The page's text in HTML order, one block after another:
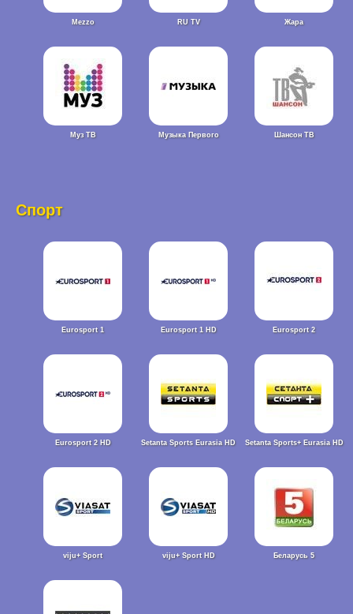
Mezzo RU TV Жара
Муз ТВ Музыка Первого Шансон ТВ
Спорт
Eurosport 1 Eurosport 1 HD Eurosport 2
Eurosport 2 HD Setanta Sports Eurasia HD Setanta Sports+ Eurasia HD
viju+ Sport viju+ Sport HD Беларусь 5